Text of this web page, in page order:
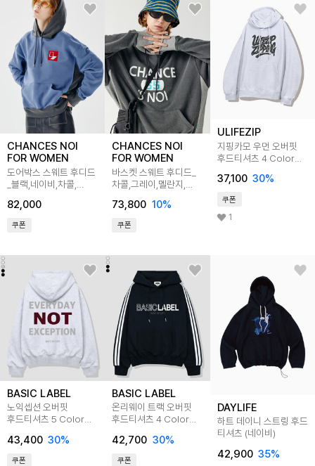
CHANCES NOI
FOR WOMEN
도어박스 스웨트 후디드
_블랙,네이비,차콜,
블루/BXMXHDW
82,000
쿠폰
CHANCES NOI
FOR WOMEN
바스켓 스웨트 후디드_
차콜,그레이,멜란지,
73,800 10%
쿠폰
ULIFEZIP
지핑카모 우먼 오버핏
후드티셔츠 4 Color
37,100 30%
쿠폰
1
BASIC LABEL
노익셉션 오버핏
후드티셔츠 5 Color
43,400 30%
쿠폰
BASIC LABEL
온리웨이 트랙 오버핏
후드티셔츠 4 Color
42,700 30%
쿠폰
DAYLIFE
하트 데이니 스트링 후드
티셔츠 (네이비)
42,900 35%